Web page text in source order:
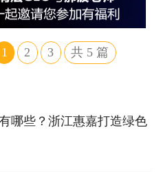
1 2 3 共 5篇
哪些？浙江惠嘉打造绿色